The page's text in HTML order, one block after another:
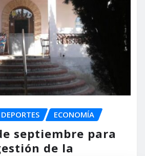
DEPORTES ECONOMÍA
septiembre para
de la